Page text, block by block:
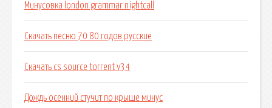
Минусовка london grammar nightcall
Скачать песню 70 80 годов русские
Скачать cs source torrent v34
Дождь осенний стучит по крыше минус